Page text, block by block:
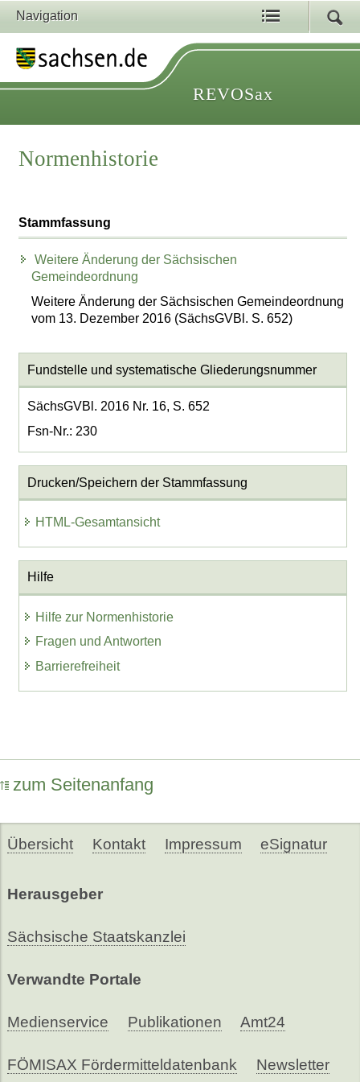
Navigation
REVOSax
Normenhistorie
Stammfassung
Weitere Änderung der Sächsischen
Gemeindeordnung
Weitere Änderung der Sächsischen Gemeindeordnung
vom 13. Dezember 2016 (SächsGVBl. S. 652)
Fundstelle und systematische Gliederungsnummer
SächsGVBl. 2016 Nr. 16, S. 652
Fsn-Nr.: 230
Drucken/Speichern der Stammfassung
HTML-Gesamtansicht
Hilfe
Hilfe zur Normenhistorie
Fragen und Antworten
Barrierefreiheit
zum Seitenanfang
Übersicht Kontakt Impressum eSignatur
Herausgeber
Sächsische Staatskanzlei
Verwandte Portale
Medienservice Publikationen Amt24
FÖMISAX Fördermitteldatenbank Newsletter